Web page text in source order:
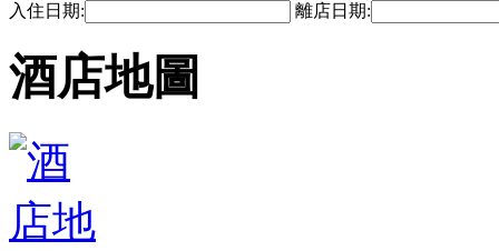
入住日期: 離店日期:
酒店地圖